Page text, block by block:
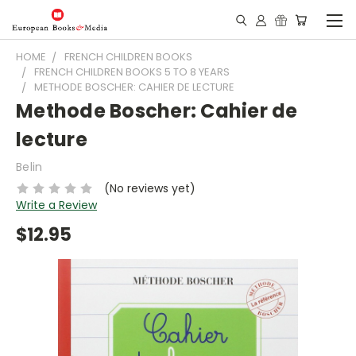
HOME
FRENCH CHILDREN BOOKS
FRENCH CHILDREN BOOKS 5 TO 8 YEARS
METHODE BOSCHER: CAHIER DE LECTURE
Methode Boscher: Cahier de
lecture
Belin
(No reviews yet)
Write a Review
$12.95